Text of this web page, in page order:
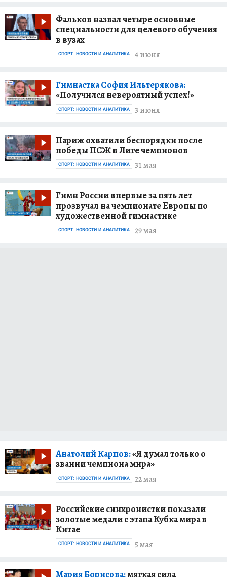
Фальков назвал четыре основные
специальности для целевого обучения
в вузах
4 июня
СПОРТ: НОВОСТИ И АНАЛИТИКА
Гимнастка София Ильтерякова:
«Получился невероятный успех!»
3 июня
СПОРТ: НОВОСТИ И АНАЛИТИКА
Париж охватили беспорядки после
победы ПСЖ в Лиге чемпионов
31 мая
СПОРТ: НОВОСТИ И АНАЛИТИКА
Гимн России впервые за пять лет
прозвучал на чемпионате Европы по
художественной гимнастике
29 мая
СПОРТ: НОВОСТИ И АНАЛИТИКА
Анатолий Карпов:«Я думал только о
звании чемпиона мира»
22 мая
СПОРТ: НОВОСТИ И АНАЛИТИКА
Российские синхронистки показали
золотые медали с этапа Кубка мира в
Китае
5 мая
СПОРТ: НОВОСТИ И АНАЛИТИКА
Мария Борисова:мягкая сила